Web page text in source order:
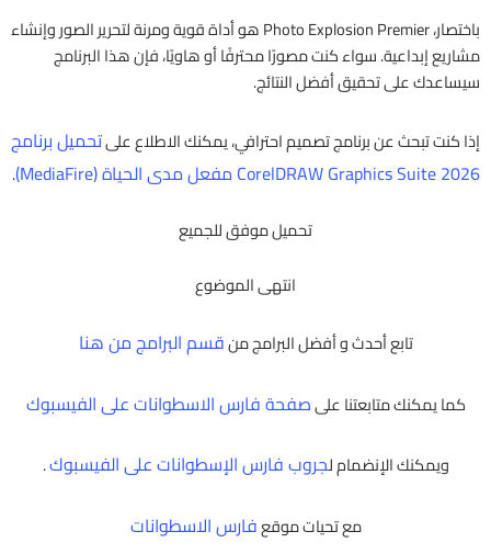
باختصار، Photo Explosion Premier هو أداة قوية ومرنة لتحرير الصور وإنشاء
مشاريع إبداعية. سواء كنت مصورًا محترفًا أو هاويًا، فإن هذا البرنامج
سيساعدك على تحقيق أفضل النتائج.
إذا كنت تبحث عن برنامج تصميم احترافي، يمكنك الاطلاع علىتحميل برنامج
CorelDRAW Graphics Suite 2026 مفعل مدى الحياة (MediaFire)
.
تحميل موفق للجميع
انتهى الموضوع
تابع أحدث و أفضل البرامج منقسم البرامج من هنا
كما يمكنك متابعتنا علىصفحة فارس الاسطوانات على الفيسبوك
ويمكنك الإنضمام لجروب فارس الإسطوانات على الفيسبوك.
مع تحيات موقعفارس الاسطوانات